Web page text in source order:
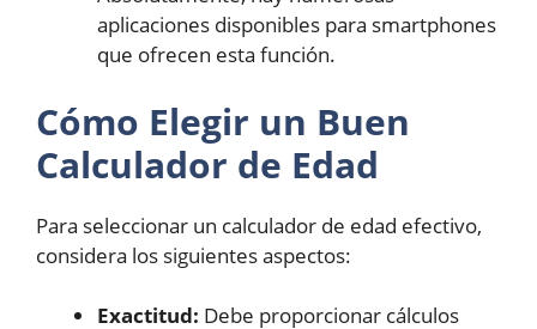
aplicaciones disponibles para smartphones
que ofrecen esta función.
Cómo Elegir un Buen
Calculador de Edad
Para seleccionar un calculador de edad efectivo,
considera los siguientes aspectos:
Exactitud: Debe proporcionar cálculos